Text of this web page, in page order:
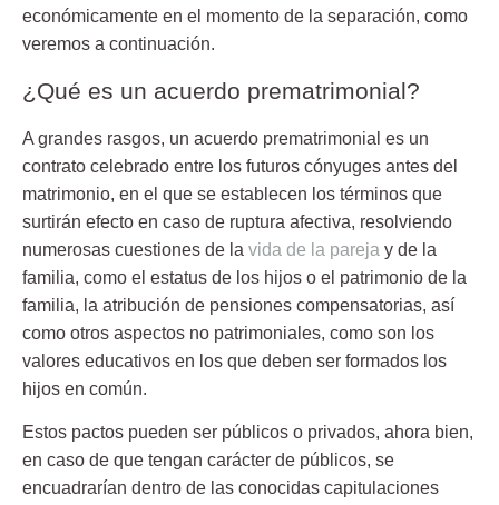
económicamente en el momento de la separación, como
veremos a continuación.
¿Qué es un acuerdo prematrimonial?
A grandes rasgos, un acuerdo prematrimonial es un
contrato celebrado entre los futuros cónyuges antes del
matrimonio, en el que se establecen los términos que
surtirán efecto en caso de ruptura afectiva, resolviendo
numerosas cuestiones de la vida de la pareja y de la
familia, como el estatus de los hijos o el patrimonio de la
familia, la atribución de pensiones compensatorias, así
como otros aspectos no patrimoniales, como son los
valores educativos en los que deben ser formados los
hijos en común.
Estos pactos pueden ser públicos o privados, ahora bien,
en caso de que tengan carácter de públicos, se
encuadrarían dentro de las conocidas capitulaciones